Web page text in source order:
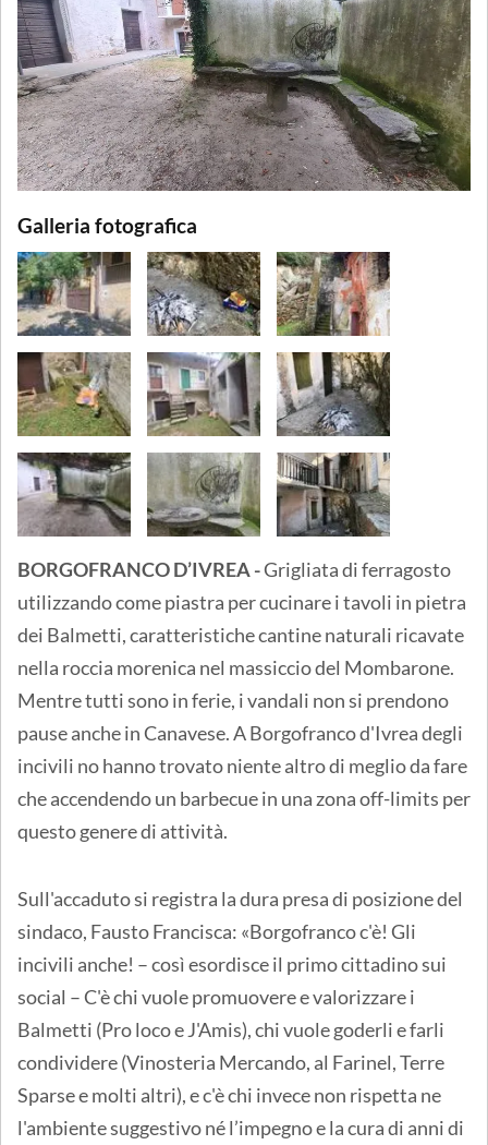
Galleria fotografica
BORGOFRANCO D’IVREA -Grigliata di ferragosto
utilizzando come piastra per cucinare i tavoli in pietra
dei Balmetti, caratteristiche cantine naturali ricavate
nella roccia morenica nel massiccio del Mombarone.
Mentre tutti sono in ferie, i vandali non si prendono
pause anche in Canavese. A Borgofranco d'Ivrea degli
incivili no hanno trovato niente altro di meglio da fare
che accendendo un barbecue in una zona off-limits per
questo genere di attività.
Sull'accaduto si registra la dura presa di posizione del
sindaco, Fausto Francisca: «Borgofranco c'è! Gli
incivili anche! – così esordisce il primo cittadino sui
social – C'è chi vuole promuovere e valorizzare i
Balmetti (Pro loco e J'Amis), chi vuole goderli e farli
condividere (Vinosteria Mercando, al Farinel, Terre
Sparse e molti altri), e c'è chi invece non rispetta ne
l'ambiente suggestivo né l’impegno e la cura di anni di